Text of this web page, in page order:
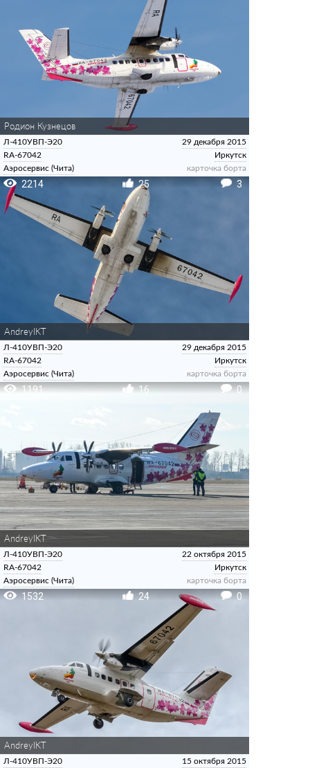
Родион Кузнецов
Л-410УВП-Э20
RA-67042
Аэросервис (Чита)
29 декабря 2015
Иркутск
карточка борта
2214 25 3
AndreyIKT
Л-410УВП-Э20
RA-67042
Аэросервис (Чита)
29 декабря 2015
Иркутск
карточка борта
1191 16 0
AndreyIKT
Л-410УВП-Э20
RA-67042
Аэросервис (Чита)
22 октября 2015
Иркутск
карточка борта
1532 24 0
AndreyIKT
Л-410УВП-Э20
15 октября 2015